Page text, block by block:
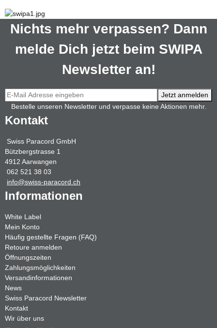
Nichts mehr verpassen? Dann
melde Dich jetzt beim SWIPA
Newsletter an!
Jetzt anmelden
Bestelle unseren Newsletter und verpasse keine Aktionen mehr.
Kontakt
Swiss Paracord GmbH
Bützbergstrasse 1
4912 Aarwangen
062 521 38 03
info@swiss-paracord.ch
Informationen
White Label
Mein Konto
Häufig gestellte Fragen (FAQ)
Retoure anmelden
Öffnungszeiten
Zahlungsmöglichkeiten
Versandinformationen
News
Swiss Paracord Newsletter
Kontakt
Wir über uns